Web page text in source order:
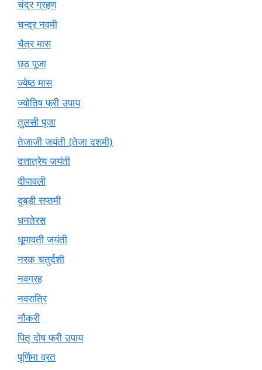
चंद्र ग्रहण
चन्द्र नवमी
चैत्र मास
छठ पूजा
ज्येष्ठ मास
ज्योतिष फ्री उपाय
तुलसी पूजा
तेजाजी जयंती (तेजा दशमी)
दत्तात्रेय जयंती
दीपावली
दुबड़ी सप्तमी
धनतेरस
धूमावती जयंती
नरक चतुर्दशी
नवग्रह
नवरात्रि
नौकरी
पितृ दोष फ्री उपाय
पूर्णिमा व्रत